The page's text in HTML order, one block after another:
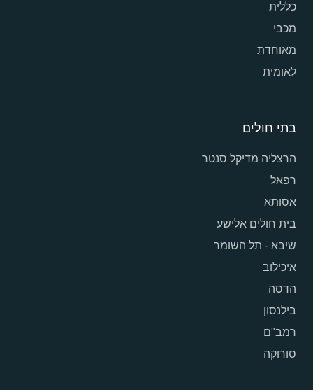
כללית
מכבי
מאוחדת
לאומית
בתי חולים
הרצליה מדיקל סנטר
רפאל
אסותא
בית חולים אלישע
שיבא - תל השומר
איכילוב
הדסה
בילנסון
רמב"ם
סורוקה